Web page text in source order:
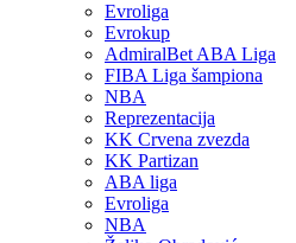
Evroliga
Evrokup
AdmiralBet ABA Liga
FIBA Liga šampiona
NBA
Reprezentacija
KK Crvena zvezda
KK Partizan
ABA liga
Evroliga
NBA